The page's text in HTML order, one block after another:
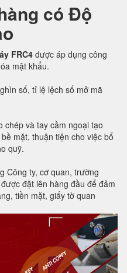
có Độ
FRC4 được áp dụng công
mật khẩu.
số, tỉ lệ lệch số mở mã
chép và tay cầm ngoại tạo
mặt, thuận tiện cho việc bổ
quỹ.
Công ty, cơ quan, trường
đặt lên hàng đầu để đảm
tiền mặt, giấy tờ quan